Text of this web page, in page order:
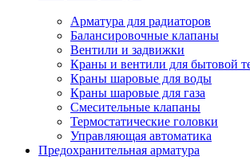
Арматура для радиаторов
Балансировочные клапаны
Вентили и задвижки
Краны и вентили для бытовой
Краны шаровые для воды
Краны шаровые для газа
Смесительные клапаны
Термостатические головки
Управляющая автоматика
Предохранительная арматура